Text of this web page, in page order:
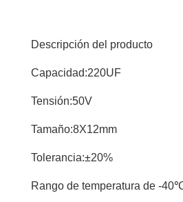
Descripción del producto
Capacidad:220UF
Tensión:50V
Tamaño:8X12mm
Tolerancia:±20%
Rango de temperatura de -